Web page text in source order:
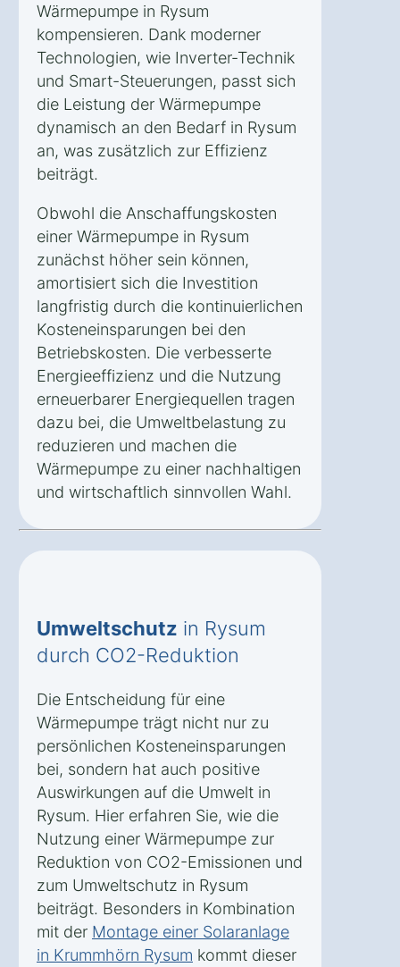
Wärmepumpe in Rysum
kompensieren. Dank moderner
Technologien, wie Inverter-Technik
und Smart-Steuerungen, passt sich
die Leistung der Wärmepumpe
dynamisch an den Bedarf in Rysum
an, was zusätzlich zur Effizienz
beiträgt.
Obwohl die Anschaffungskosten
einer Wärmepumpe in Rysum
zunächst höher sein können,
amortisiert sich die Investition
langfristig durch die kontinuierlichen
Kosteneinsparungen bei den
Betriebskosten. Die verbesserte
Energieeffizienz und die Nutzung
erneuerbarer Energiequellen tragen
dazu bei, die Umweltbelastung zu
reduzieren und machen die
Wärmepumpe zu einer nachhaltigen
und wirtschaftlich sinnvollen Wahl.
Umweltschutz in Rysum
durch CO2-Reduktion
Die Entscheidung für eine
Wärmepumpe trägt nicht nur zu
persönlichen Kosteneinsparungen
bei, sondern hat auch positive
Auswirkungen auf die Umwelt in
Rysum. Hier erfahren Sie, wie die
Nutzung einer Wärmepumpe zur
Reduktion von CO2-Emissionen und
zum Umweltschutz in Rysum
beiträgt. Besonders in Kombination
mit der Montage einer Solaranlage
in Krummhörn Rysum kommt dieser